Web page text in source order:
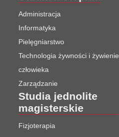
Administracja
Informatyka
Pielęgniarstwo
Technologia żywności i żywienie
człowieka
Zarządzanie
Studia jednolite
magisterskie
Fizjoterapia